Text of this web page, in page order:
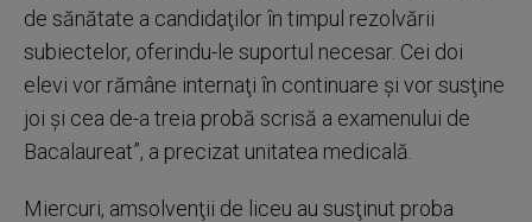
de sănătate a candidaţilor în timpul rezolvării
subiectelor, oferindu-le suportul necesar. Cei doi
elevi vor rămâne internaţi în continuare şi vor susţine
joi şi cea de-a treia probă scrisă a examenului de
Bacalaureat”, a precizat unitatea medicală.
Miercuri, amsolvenţii de liceu au susţinut proba